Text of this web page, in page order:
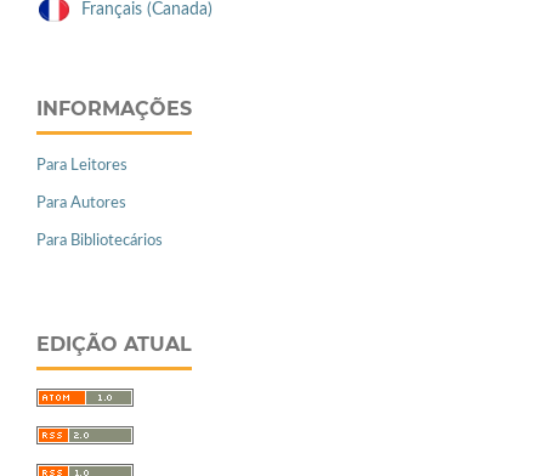
Français (Canada)
INFORMAÇÕES
Para Leitores
Para Autores
Para Bibliotecários
EDIÇÃO ATUAL